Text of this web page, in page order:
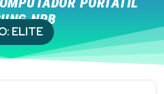
NPB
ELITE